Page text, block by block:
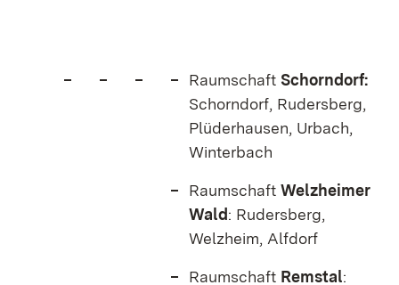
Raumschaft Schorndorf:
Schorndorf, Rudersberg,
Plüderhausen, Urbach,
Winterbach
Raumschaft Welzheimer
Wald: Rudersberg,
Welzheim, Alfdorf
Raumschaft Remstal: